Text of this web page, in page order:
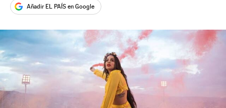
Añadir EL PAÍS en Google